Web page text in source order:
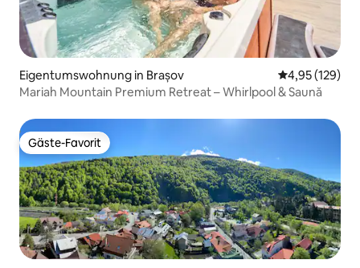
Eigentumswohnung in Brașov
4,95 (129)
Mariah Mountain Premium Retreat – Whirlpool & Saună
Gäste-Favorit
Gäste-Favorit